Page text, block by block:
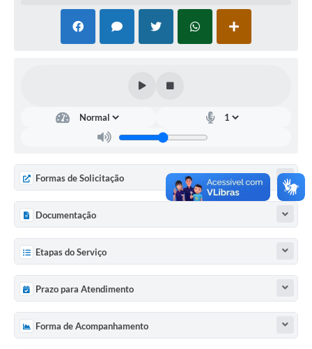
Acesso à Informação
Guia Credenciamento Pregao Online Banrisul
Valores Terra Nua-VTN
Plano de Saneamento
Combate ao Coronavírus
Contas Públicas
Publicações Legais
Casa do Trabalhador
UERGS - Universidade Estadual do RS
Formas de Solicitação
Documentação
Etapas do Serviço
Prazo para Atendimento
Forma de Acompanhamento